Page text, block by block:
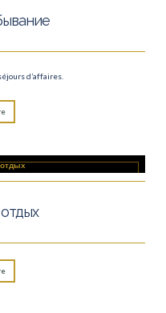
d’affaires.